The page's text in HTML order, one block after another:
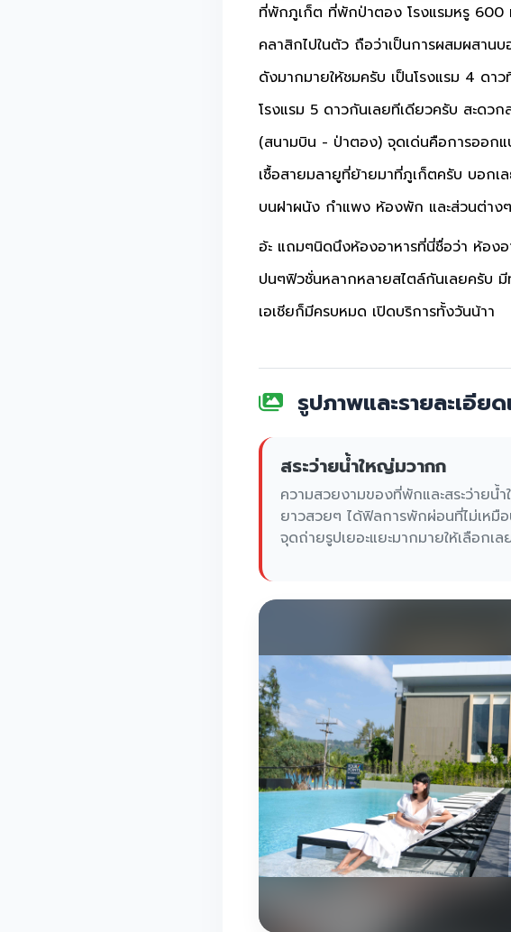
ที่พักภูเก็ต ที่พักป่าตอง โรงแรมหรู 600
คลาสิกไปในตัว ถือว่าเป็นการผสมผสาน
ดังมากมายให้ชมครับ เป็นโรงแรม 4 ดา
โรงแรม 5 ดาวกันเลยทีเดียวครับ สะด
(สนามบิน - ป่าตอง) จุดเด่นคือการออกแ
เชื้อสายมลายูที่ย้ายมาที่ภูเก็ตครับ บอก
บนฝาผนัง กำแพง ห้องพัก และส่วนต่าง
อ้ะ แถมๆนิดนึงห้องอาหารที่นี่ชื่อว่า ห้อง
ปนๆฟิวชั่นหลากหลายสไตล์กันเลยครับ มี
เอเชียก็มีครบหมด เปิดบริการทั้งวันน้าา
รูปภาพและรายละเอีย
สระว่ายน้ำใหญ่มวากก
ความสวยงามของที่พักและสระว่ายน้
ยาวสวยๆ ได้ฟิลการพักผ่อนที่ไม่เหมื
จุดถ่ายรูปเยอะแยะมากมายให้เลือกเล